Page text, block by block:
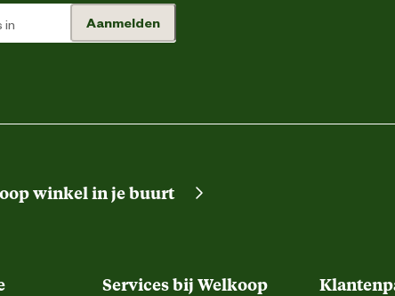
Aanmelden
winkel in je buurt
Services bij Welkoop